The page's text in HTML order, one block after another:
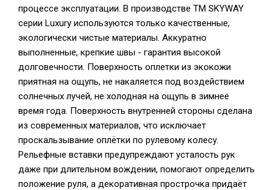
процессе эксплуатации. В производстве TM SKYWAY
серии Luxury используются только качественные,
экологически чистые материалы. Аккуратно
выполненные, крепкие швы - гарантия высокой
долговечности. Поверхность оплетки из экокожи
приятная на ощупь, не накаляется под воздействием
солнечных лучей, не холодная на ощупь в зимнее
время года. Поверхность внутренней стороны сделана
из современных материалов, что исключает
проскальзывание оплётки по рулевому колесу.
Рельефные вставки предупреждают усталость рук
даже при длительном вождении, помогают определить
положение руля, а декоративная прострочка придаёт